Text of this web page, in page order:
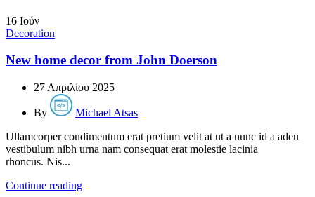
16 Ιούν
Decoration
New home decor from John Doerson
27 Απριλίου 2025
By
Michael Atsas
Ullamcorper condimentum erat pretium velit at ut a nunc id a adeu
vestibulum nibh urna nam consequat erat molestie lacinia
rhoncus. Nis...
Continue reading